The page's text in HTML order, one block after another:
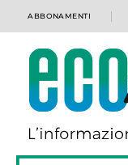
ABBONAMENTI